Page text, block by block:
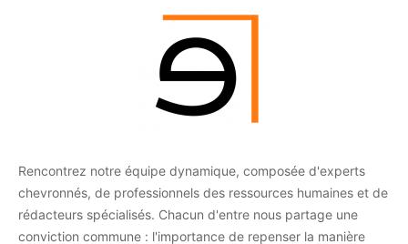
Rencontrez notre équipe dynamique, composée d'experts
chevronnés, de professionnels des ressources humaines et de
rédacteurs spécialisés. Chacun d'entre nous partage une
conviction commune : l'importance de repenser la manière